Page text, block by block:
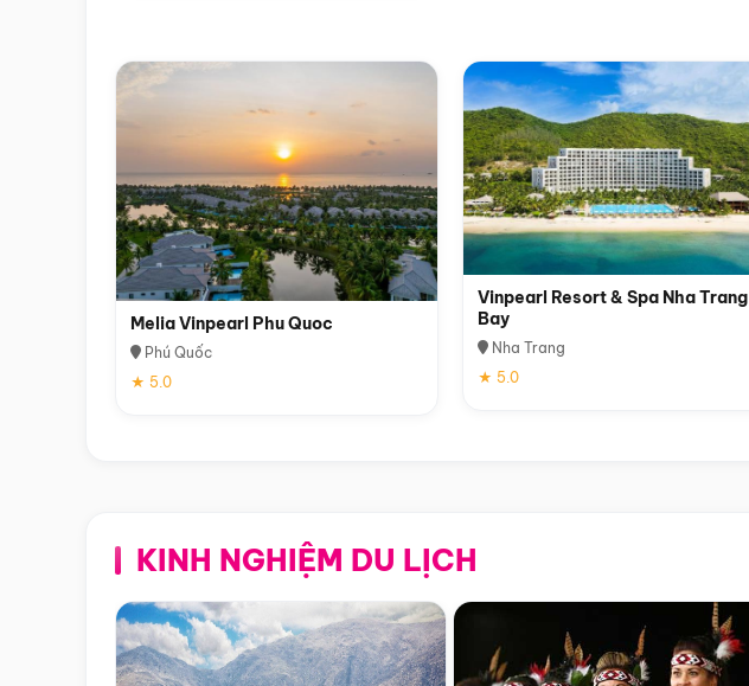
Melia Vinpearl Phu Quoc
Phú Quốc
★ 5.0
Vinpearl Resort & Spa Nha Trang
Bay
Nha Trang
★ 5.0
KINH NGHIỆM DU LỊCH